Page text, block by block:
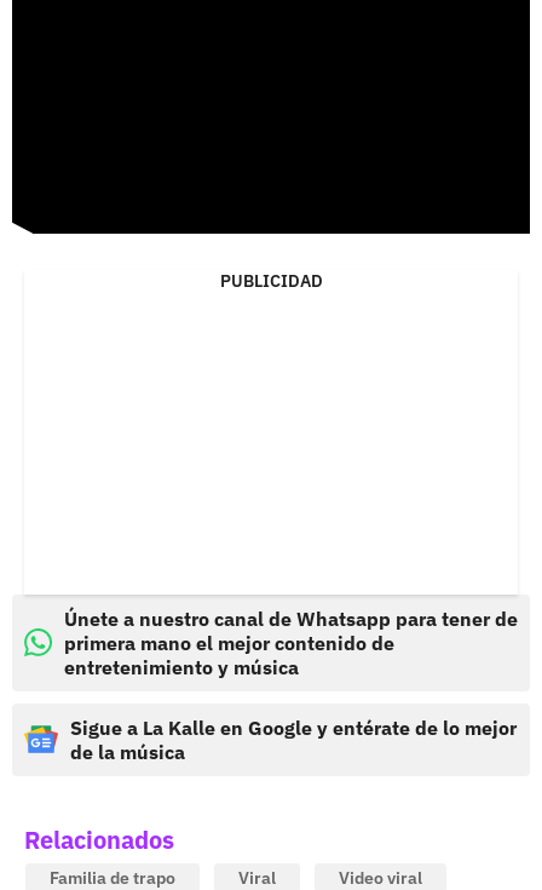
PUBLICIDAD
Únete a nuestro canal de Whatsapp para tener de
primera mano el mejor contenido de
entretenimiento y música
Sigue a La Kalle en Google y entérate de lo mejor
de la música
Relacionados
Familia de trapo Viral Video viral